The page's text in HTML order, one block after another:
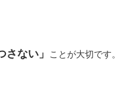
さない」 ことが大切です。